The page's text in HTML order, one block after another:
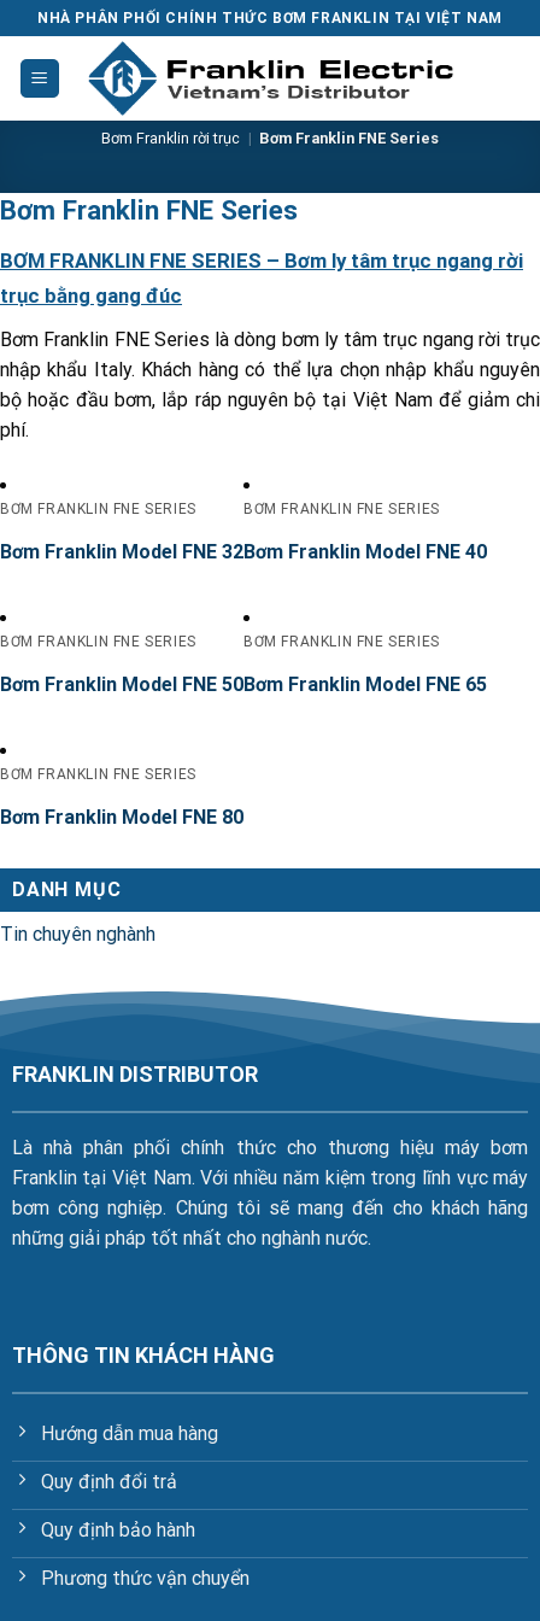
to
content
NHÀ PHÂN PHỐI CHÍNH THỨC BƠM FRANKLIN TẠI VIỆT NAM
Bơm Franklin rời trục | Bơm Franklin FNE Series
Bơm Franklin FNE Series
BƠM FRANKLIN FNE SERIES – Bơm ly tâm trục ngang rời
trục bằng gang đúc
Bơm Franklin FNE Series là dòng bơm ly tâm trục ngang rời trục
nhập khẩu Italy. Khách hàng có thể lựa chọn nhập khẩu nguyên
bộ hoặc đầu bơm, lắp ráp nguyên bộ tại Việt Nam để giảm chi
phí.
BƠM FRANKLIN FNE SERIES
Bơm Franklin Model FNE 32
BƠM FRANKLIN FNE SERIES
Bơm Franklin Model FNE 40
BƠM FRANKLIN FNE SERIES
Bơm Franklin Model FNE 50
BƠM FRANKLIN FNE SERIES
Bơm Franklin Model FNE 65
BƠM FRANKLIN FNE SERIES
Bơm Franklin Model FNE 80
DANH MỤC
Tin chuyên nghành
FRANKLIN DISTRIBUTOR
Là nhà phân phối chính thức cho thương hiệu máy bơm
Franklin tại Việt Nam. Với nhiều năm kiệm trong lĩnh vực máy
bơm công nghiệp. Chúng tôi sẽ mang đến cho khách hãng
những giải pháp tốt nhất cho nghành nước.
THÔNG TIN KHÁCH HÀNG
Hướng dẫn mua hàng
Quy định đổi trả
Quy định bảo hành
Phương thức vận chuyển